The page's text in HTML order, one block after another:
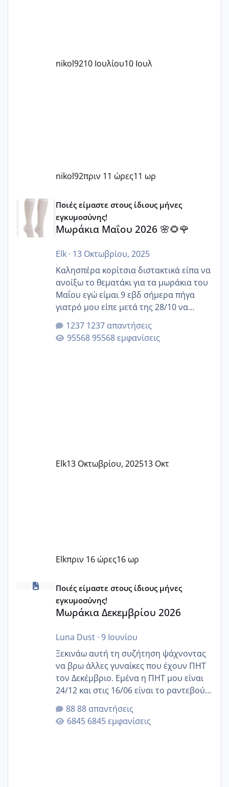
nikol9210 Ιουλίου10 Ιουλ
nikol92πριν 11 ώρες11 ωρ
Μωράκια Μαΐου 2026 🌸🌻🌹
Ποιές είμαστε στους ίδιους μήνες
εγκυμοσύνης!
Μωράκια Μαΐου 2026 🌸🌻🌹
Elk· 13 Οκτωβρίου, 2025
Καλησπέρα κορίτσια διστακτικά είπα να
ανοίξω το θεματάκι για τα μωράκια του
Μαΐου εγώ είμαι 9 εβδ σήμερα πήγα
γιατρό μου είπε μετά της 28/10 να
κλείσω ραντεβού για την αυχενική είναι
καμιά άλλη κοπέλα να γεννάει Μάιο ;;
1237 απαντήσεις
95568 εμφανίσεις
Elk13 Οκτωβρίου, 202513 Οκτ
Elkπριν 16 ώρες16 ωρ
Μωράκια Δεκεμβρίου 2026
Ποιές είμαστε στους ίδιους μήνες
εγκυμοσύνης!
Μωράκια Δεκεμβρίου 2026
Luna Dust· 9 Ιουνίου
Ξεκινάω αυτή τη συζήτηση ψάχνοντας
να βρω άλλες γυναίκες που έχουν ΠΗΤ
τον Δεκέμβριο. Εμένα η ΠΗΤ μου είναι
24/12 και στις 16/06 είναι το ραντεβού
της αυχενικής διαφάνειας. Έχω αρκετό
άγχος και οι μέρες δεν φαίνεται να
περνάνε με τίποτα.
88 απαντήσεις
6845 εμφανίσεις